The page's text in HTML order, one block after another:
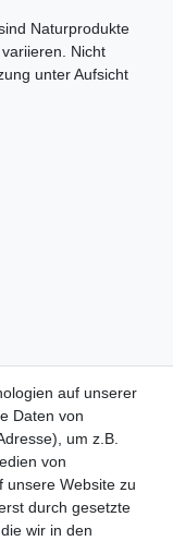
Naturprodukte
Nicht
unter Aufsicht
auf unserer
Daten von
um z.B.
von
unsere Website zu
durch gesetzte
wir in den